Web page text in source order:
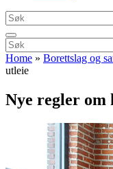
Home » Borettslag og
utleie
Nye regler om